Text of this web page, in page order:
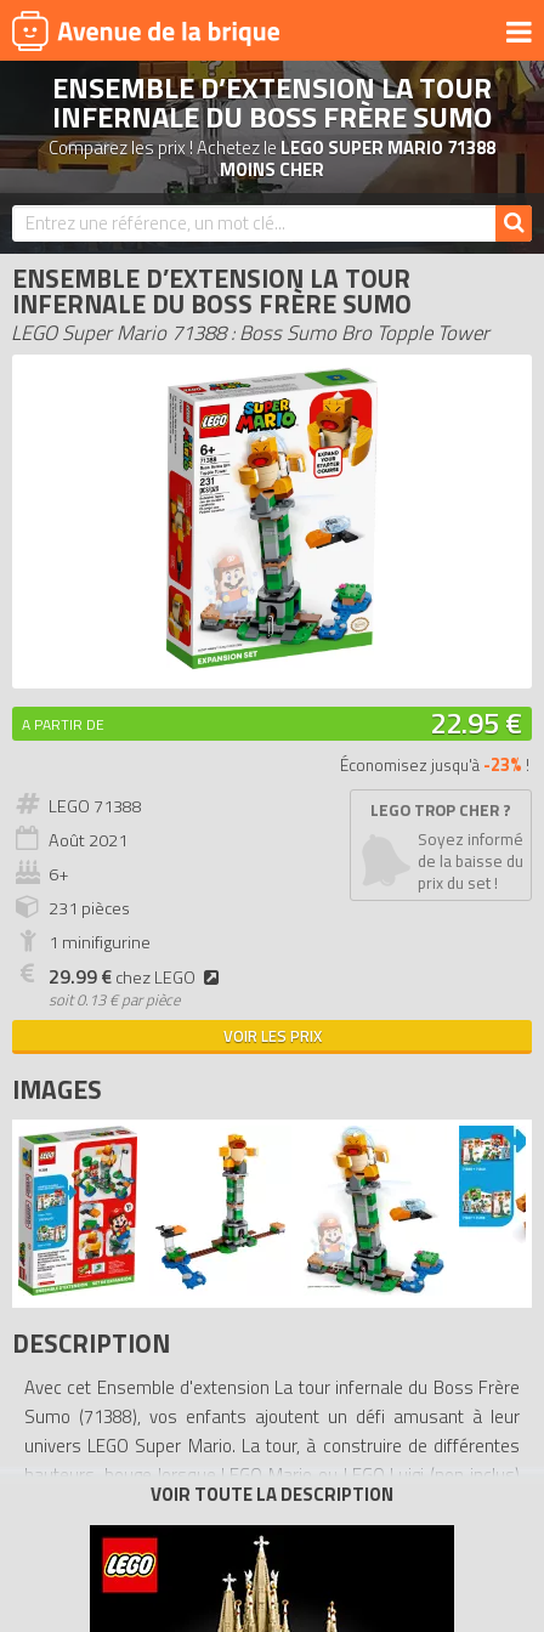
UNIVERS
PRODUITS DÉRIVÉS
NOUVEAUTÉS
LEGO 2026
BONS PLANS
ACTUALITÉS
ASSOCIATIONS DE FANS
EXPOSITIONS LEGO
LEGO LES PLUS CHERS
DERNIERS LEGO AJOUTÉS
ENSEMBLE D’EXTENSION LA TOUR
INFERNALE DU BOSS FRÈRE SUMO
Comparez les prix ! Achetez le LEGO SUPER MARIO 71388
MOINS CHER
ENSEMBLE D’EXTENSION LA TOUR
INFERNALE DU BOSS FRÈRE SUMO
LEGO Super Mario 71388 : Boss Sumo Bro Topple Tower
A PARTIR DE 22.95 €
Économisez jusqu'à -23% !
LEGO 71388
Août2021
6+
231 pièces
1 minifigurine
29.99 €chez LEGO
soit0.13 € par pièce
LEGO TROP CHER ?
Soyez informé
de la baisse du
prix du set !
VOIR LES PRIX
IMAGES
DESCRIPTION
Avec cet Ensemble d'extension La tour infernale du Boss Frère
Sumo (71388), vos enfants ajoutent un défi amusant à leur
univers LEGO Super Mario. La tour, à construire de différentes
hauteurs, bouge lorsque LEGO Mario ou LEGO Luigi (non inclus)
saute sur les leviers et une brique d’action Super Étoile apparaît
lorsque le Boss Frère Sumo tombe. Le set inclut également un
Corbek (Un Pack de Démarrage 71360 ou 71387 est requis pour
le jeu interactif).